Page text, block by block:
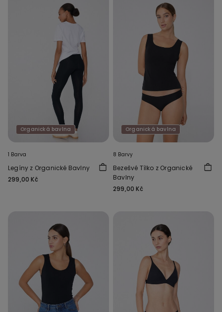
Organická bavlna
1 Barva
Legíny z Organické Bavlny
299,00 Kč
Organická bavlna
8 Barvy
Bezešvé Tílko z Organické
Bavlny
299,00 Kč